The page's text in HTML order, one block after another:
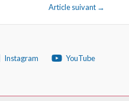
Article suivant →
Instagram YouTube